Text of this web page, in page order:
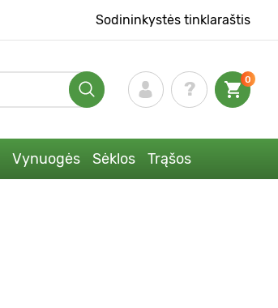
Sodininkystės tinklaraštis
0
Vynuogės Sėklos Trąšos